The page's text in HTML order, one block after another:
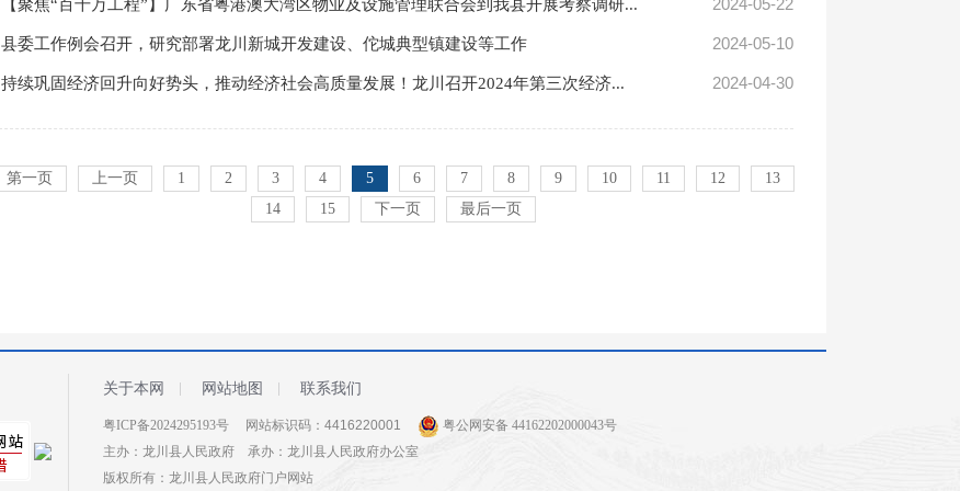
【聚焦“百千万工程”】广东省粤港澳大湾区物业及设施管理联合会到我县开展考察调研... 2024-05-22
县委工作例会召开，研究部署龙川新城开发建设、佗城典型镇建设等工作 2024-05-10
持续巩固经济回升向好势头，推动经济社会高质量发展！龙川召开2024年第三次经济... 2024-04-30
第一页 上一页 1 2 3 4 5 6 7 8 9 10 11 12
13
14
15 下一页 最后一页
关于本网 网站地图 联系我们
粤ICP备2024295193号 网站标识码：4416220001
粤公网安备 44162202000043号
主办：龙川县人民政府 承办：龙川县人民政府办公室
版权所有：龙川县人民政府门户网站